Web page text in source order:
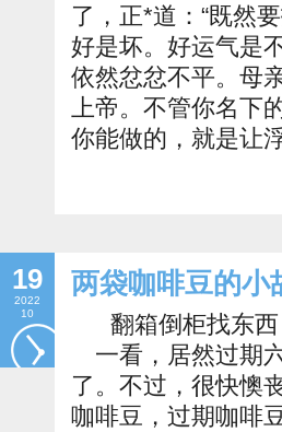
了，正*道：“既然
好是坏。好运气是
依然忿忿不平。母
上帝。不管你名下
你能做的，就是让
19
2022
10
两袋咖啡豆的小
翻箱倒柜找东西
一看，居然过
了。不过，很快懊
咖啡豆，过期咖